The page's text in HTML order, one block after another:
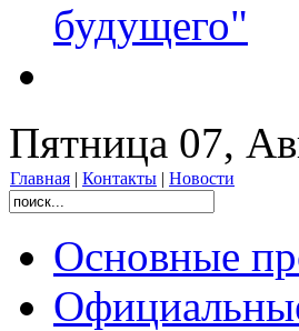
будущего"
Пятница 07,
Главная | Контакты | Новости
Основные